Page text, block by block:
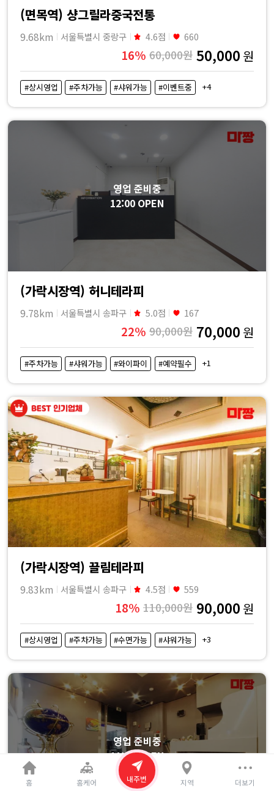
(면목역) 샹그릴라중국전통
9.68km 서울특별시 중랑구 4.6점 660
16% 60,000원 50,000 원
#상시영업 #주차가능 #샤워가능 #이벤트중 +4
영업 준비중
12:00 OPEN
(가락시장역) 허니테라피
9.78km 서울특별시 송파구 5.0점 167
22% 90,000원 70,000 원
#주차가능 #샤워가능 #와이파이 #예약필수 +1
(가락시장역) 끌림테라피
9.83km 서울특별시 송파구 4.5점 559
18% 110,000원 90,000 원
#상시영업 #주차가능 #수면가능 #샤워가능 +3
영업 준비중
11:00 OPEN
홈 홈케어 내주변 지역 더보기